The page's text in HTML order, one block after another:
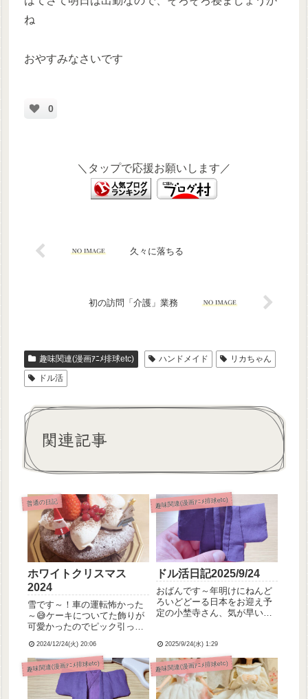
ね
おやすみなさいです
0
＼タップで応援お願いします／
久々に落ちる
初の訪問「介護」業務
趣味関連(漫画ｱﾆﾒ排球etc) ハンドメイド
リカちゃん
ドル活
関連記事
普通の日記
ホワイトクリスマス
2024
雪です～！車の運転怖かった
～😅ケーキについてた飾りが
可愛かったのでピック引っこ
ゃいました💕めりーくりすま
す！ケーキとチキンの受け取
り行くのに雪道運転が心細か
ったので、妹ちゃんに助手席
乗って付き合ってもらったの
2024/12/24(火) 20:06
趣味関連(漫画ｱﾆﾒ排球etc)
ドル活日記2025/9/24
おばんです～年明けにねんど
ろいどどーる日本をお迎え予
定の小埜寺さん、気が早いの
はBOOTHよりぷちっとハウ
ス・えぬ様のものをDL、使用
させていただきました！≫着
物と羽織の型紙いつもはミシ
ン...
2025/9/24(水) 1:29
趣味関連(漫画ｱﾆﾒ排球etc) 趣味関連(漫画ｱﾆﾒ排球etc)